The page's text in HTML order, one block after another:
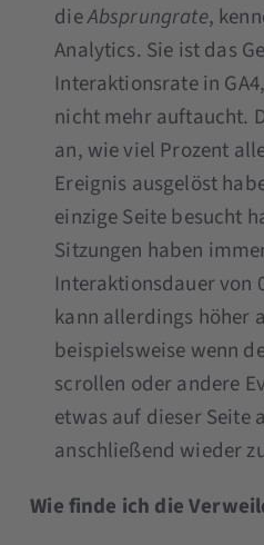
dieAbsprungrate,
Analytics. Sie ist das
Interaktionsrate in
nicht mehr auftaucht.
an, wie viel Prozent
Ereignis ausgelöst
einzige Seite besucht
Sitzungen haben
Interaktionsdauer von
kann allerdings höher
beispielsweise wenn
scrollen oder andere
etwas auf dieser Seite
anschließend wieder
Wie finde ich die